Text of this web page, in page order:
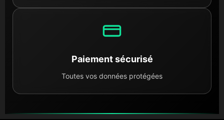
Paiement sécurisé
Toutes vos données protégées